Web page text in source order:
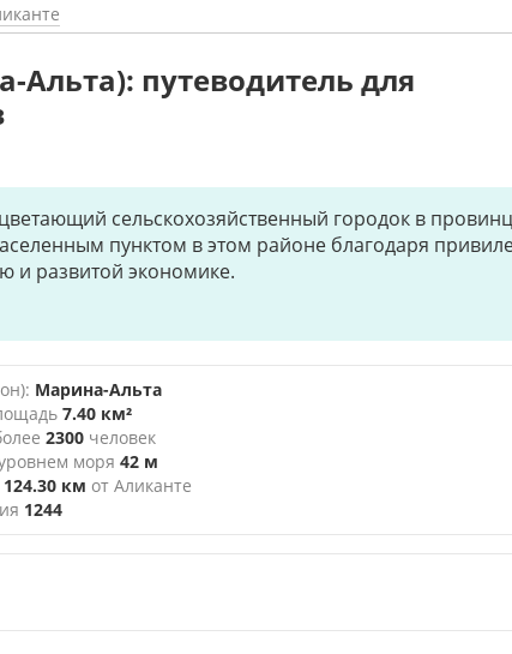
Альта): путеводитель для
сельскохозяйственный городок в
пунктом в этом районе благодаря
и развитой экономике.
Марина-Альта
7.40 км²
2300 человек
моря 42 м
124.30 км от Аликанте
1244